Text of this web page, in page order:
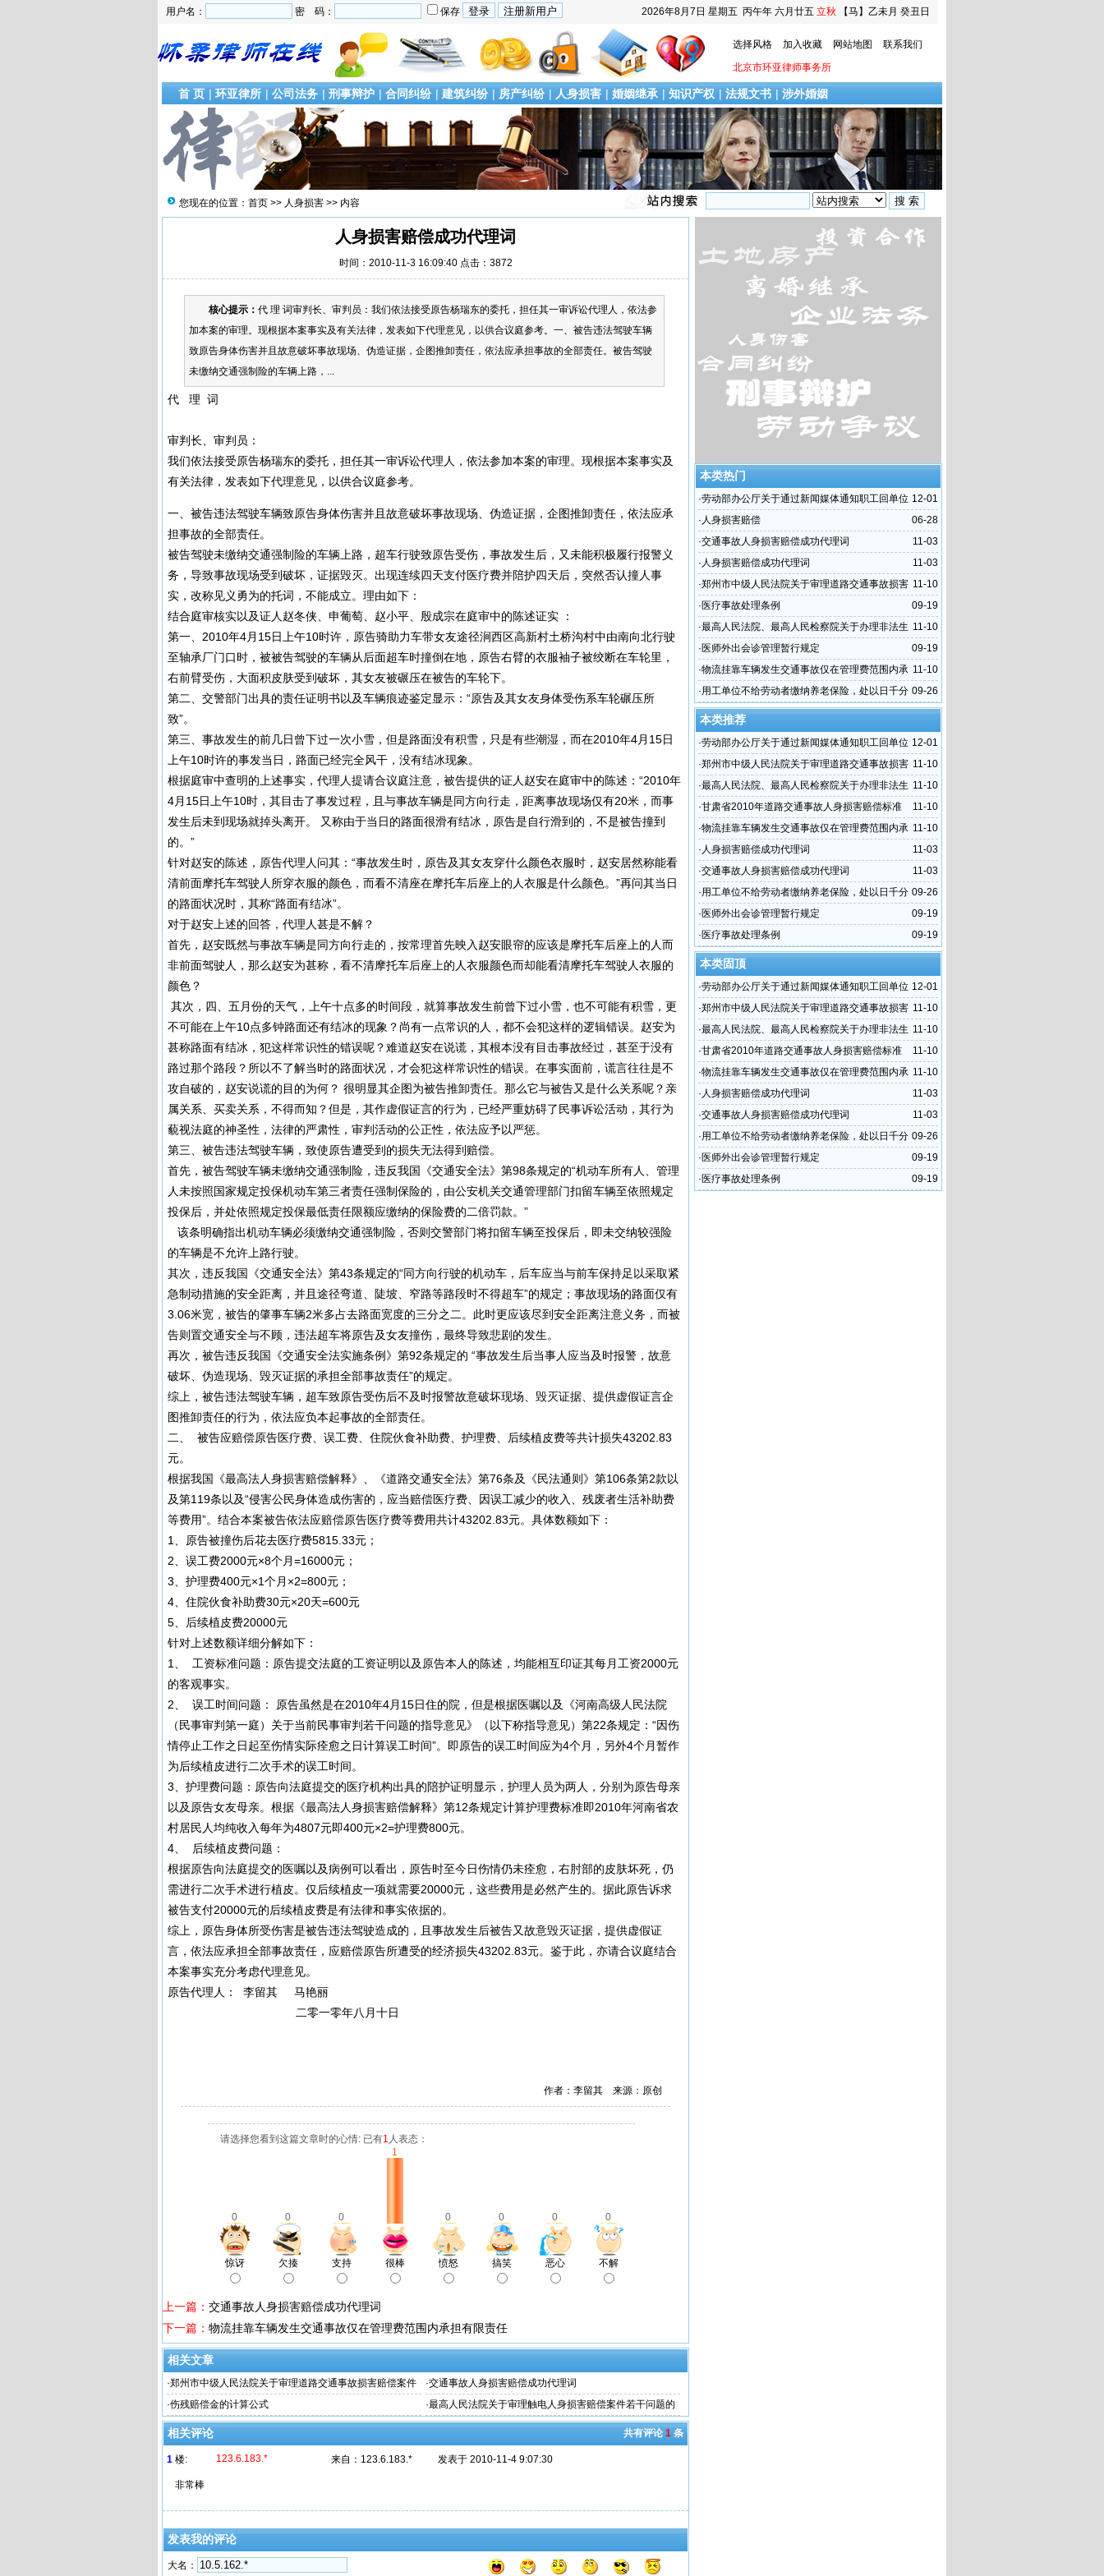
2026年8月7日 星期五 丙午年 六月廿五 立秋 【马】乙未月 癸丑日
用户名： 密 码： 保存
选择风格 加入收藏 网站地图
联系我们
北京市环亚律师事务所
首 页 | 环亚律所 | 公司法务 | 刑事辩护 | 合同纠纷 | 建筑纠纷 | 房产纠纷 | 人身损害 | 婚姻继承 | 知识产权 | 法规文书 | 涉外婚姻
您现在的位置： 首页 >> 人身损害 >> 内容
人身损害赔偿成功代理词
时间：2010-11-3 16:09:40 点击：3872
核心提示： 代 理 词审判长、审判员：我们依法接受原告杨瑞东的委托，担任其一审诉讼代理人，依法参
加本案的审理。现根据本案事实及有关法律，发表如下代理意见，以供合议庭参考。一、被告违法驾驶车辆
致原告身体伤害并且故意破坏事故现场、伪造证据，企图推卸责任，依法应承担事故的全部责任。被告驾驶
未缴纳交通强制险的车辆上路，...
代 理 词
审判长、审判员：
我们依法接受原告杨瑞东的委托，担任其一审诉讼代理人，依法参加本案的审理。现根据本案事实及
有关法律，发表如下代理意见，以供合议庭参考。
一、被告违法驾驶车辆致原告身体伤害并且故意破坏事故现场、伪造证据，企图推卸责任，依法应承
担事故的全部责任。
被告驾驶未缴纳交通强制险的车辆上路，超车行驶致原告受伤，事故发生后，又未能积极履行报警义
务，导致事故现场受到破坏，证据毁灭。出现连续四天支付医疗费并陪护四天后，突然否认撞人事
实，改称见义勇为的托词，不能成立。理由如下：
结合庭审核实以及证人赵冬侠、申葡萄、赵小平、殷成宗在庭审中的陈述证实 ：
第一、2010年4月15日上午10时许，原告骑助力车带女友途径涧西区高新村土桥沟村中由南向北行驶
至轴承厂门口时，被被告驾驶的车辆从后面超车时撞倒在地，原告右臂的衣服袖子被绞断在车轮里，
右前臂受伤，大面积皮肤受到破坏，其女友被碾压在被告的车轮下。
第二、交警部门出具的责任证明书以及车辆痕迹鉴定显示：“原告及其女友身体受伤系车轮碾压所
致”。
第三、事故发生的前几日曾下过一次小雪，但是路面没有积雪，只是有些潮湿，而在2010年4月15日
上午10时许的事发当日，路面已经完全风干，没有结冰现象。
根据庭审中查明的上述事实，代理人提请合议庭注意，被告提供的证人赵安在庭审中的陈述：“2010年
4月15日上午10时，其目击了事发过程，且与事故车辆是同方向行走，距离事故现场仅有20米，而事
发生后未到现场就掉头离开。 又称由于当日的路面很滑有结冰，原告是自行滑到的，不是被告撞到
的。”
针对赵安的陈述，原告代理人问其：“事故发生时，原告及其女友穿什么颜色衣服时，赵安居然称能看
清前面摩托车驾驶人所穿衣服的颜色，而看不清座在摩托车后座上的人衣服是什么颜色。”再问其当日
的路面状况时，其称“路面有结冰”。
对于赵安上述的回答，代理人甚是不解？
首先，赵安既然与事故车辆是同方向行走的，按常理首先映入赵安眼帘的应该是摩托车后座上的人而
非前面驾驶人，那么赵安为甚称，看不清摩托车后座上的人衣服颜色而却能看清摩托车驾驶人衣服的
颜色？
其次，四、五月份的天气，上午十点多的时间段，就算事故发生前曾下过小雪，也不可能有积雪，更
不可能在上午10点多钟路面还有结冰的现象？尚有一点常识的人，都不会犯这样的逻辑错误。赵安为
甚称路面有结冰，犯这样常识性的错误呢？难道赵安在说谎，其根本没有目击事故经过，甚至于没有
路过那个路段？所以不了解当时的路面状况，才会犯这样常识性的错误。在事实面前，谎言往往是不
攻自破的，赵安说谎的目的为何？ 很明显其企图为被告推卸责任。那么它与被告又是什么关系呢？亲
属关系、买卖关系，不得而知？但是，其作虚假证言的行为，已经严重妨碍了民事诉讼活动，其行为
藐视法庭的神圣性，法律的严肃性，审判活动的公正性，依法应予以严惩。
第三、被告违法驾驶车辆，致使原告遭受到的损失无法得到赔偿。
首先，被告驾驶车辆未缴纳交通强制险，违反我国《交通安全法》第98条规定的“机动车所有人、管理
人未按照国家规定投保机动车第三者责任强制保险的，由公安机关交通管理部门扣留车辆至依照规定
投保后，并处依照规定投保最低责任限额应缴纳的保险费的二倍罚款。”
该条明确指出机动车辆必须缴纳交通强制险，否则交警部门将扣留车辆至投保后，即未交纳较强险
的车辆是不允许上路行驶。
其次，违反我国《交通安全法》第43条规定的“同方向行驶的机动车，后车应当与前车保持足以采取紧
急制动措施的安全距离，并且途径弯道、陡坡、窄路等路段时不得超车”的规定；事故现场的路面仅有
3.06米宽，被告的肇事车辆2米多占去路面宽度的三分之二。此时更应该尽到安全距离注意义务，而被
告则置交通安全与不顾，违法超车将原告及女友撞伤，最终导致悲剧的发生。
再次，被告违反我国《交通安全法实施条例》第92条规定的 “事故发生后当事人应当及时报警，故意
破坏、伪造现场、毁灭证据的承担全部事故责任”的规定。
综上，被告违法驾驶车辆，超车致原告受伤后不及时报警故意破坏现场、毁灭证据、提供虚假证言企
图推卸责任的行为，依法应负本起事故的全部责任。
二、 被告应赔偿原告医疗费、误工费、住院伙食补助费、护理费、后续植皮费等共计损失43202.83
元。
根据我国《最高法人身损害赔偿解释》、《道路交通安全法》第76条及《民法通则》第106条第2款以
及第119条以及“侵害公民身体造成伤害的，应当赔偿医疗费、因误工减少的收入、残废者生活补助费
等费用”。结合本案被告依法应赔偿原告医疗费等费用共计43202.83元。具体数额如下：
1、原告被撞伤后花去医疗费5815.33元；
2、误工费2000元×8个月=16000元；
3、护理费400元×1个月×2=800元；
4、住院伙食补助费30元×20天=600元
5、后续植皮费20000元
针对上述数额详细分解如下：
1、 工资标准问题：原告提交法庭的工资证明以及原告本人的陈述，均能相互印证其每月工资2000元
的客观事实。
2、 误工时间问题： 原告虽然是在2010年4月15日住的院，但是根据医嘱以及《河南高级人民法院
（民事审判第一庭）关于当前民事审判若干问题的指导意见》（以下称指导意见）第22条规定：“因伤
情停止工作之日起至伤情实际痊愈之日计算误工时间”。即原告的误工时间应为4个月，另外4个月暂作
为后续植皮进行二次手术的误工时间。
3、护理费问题：原告向法庭提交的医疗机构出具的陪护证明显示，护理人员为两人，分别为原告母亲
以及原告女友母亲。根据《最高法人身损害赔偿解释》第12条规定计算护理费标准即2010年河南省农
村居民人均纯收入每年为4807元即400元×2=护理费800元。
4、 后续植皮费问题：
根据原告向法庭提交的医嘱以及病例可以看出，原告时至今日伤情仍未痊愈，右肘部的皮肤坏死，仍
需进行二次手术进行植皮。仅后续植皮一项就需要20000元，这些费用是必然产生的。据此原告诉求
被告支付20000元的后续植皮费是有法律和事实依据的。
综上，原告身体所受伤害是被告违法驾驶造成的，且事故发生后被告又故意毁灭证据，提供虚假证
言，依法应承担全部事故责任，应赔偿原告所遭受的经济损失43202.83元。鉴于此，亦请合议庭结合
本案事实充分考虑代理意见。
原告代理人： 李留其 马艳丽
二零一零年八月十日
作者：李留其 来源：原创
请选择您看到这篇文章时的心情: 已有1 人表态：
0 0 0
1
0 0 0 0
惊讶 欠揍 支持 很棒 愤怒 搞笑 恶心 不解
上一篇： 交通事故人身损害赔偿成功代理词
下一篇： 物流挂靠车辆发生交通事故仅在管理费范围内承担有限责任
相关文章
·郑州市中级人民法院关于审理道路交通事故损害赔偿案件
的指导意见
·交通事故人身损害赔偿成功代理词
·伤残赔偿金的计算公式 ·最高人民法院关于审理触电人身损害赔偿案件若干问题的
解释
共有评论 1 条
相关评论
1 楼: 123.6.183.* 来自： 123.6.183.* 发表于 2010-11-4 9:07:30
非常棒
发表我的评论
大名：
本类热门
12-01
·劳动部办公厅关于通过新闻媒体通知职工回单位
并对逾期不归者按自动离职或旷工处理问题的复
06-28
· 人身损害赔偿
11-03
·交通事故人身损害赔偿成功代理词
11-03
· 人身损害赔偿成功代理词
11-10
·郑州市中级人民法院关于审理道路交通事故损害
赔偿案件的指导意见
09-19
· 医疗事故处理条例
11-10
·最高人民法院、最高人民检察院关于办理非法生
产、销售烟草专卖品等刑事案件具体应用法律若干问题
的解释
09-19
· 医师外出会诊管理暂行规定
11-10
·物流挂靠车辆发生交通事故仅在管理费范围内承
担有限责任
09-26
·用工单位不给劳动者缴纳养老保险，处以日千分
之二的滞纳金
本类推荐
12-01
·劳动部办公厅关于通过新闻媒体通知职工回单位
并对逾期不归者按自动离职或旷工处理问题的复
11-10
·郑州市中级人民法院关于审理道路交通事故损害
赔偿案件的指导意见
11-10
·最高人民法院、最高人民检察院关于办理非法生
产、销售烟草专卖品等刑事案件具体应用法律若干问题
的解释
11-10
·甘肃省2010年道路交通事故人身损害赔偿标准
11-10
·物流挂靠车辆发生交通事故仅在管理费范围内承
担有限责任
11-03
· 人身损害赔偿成功代理词
11-03
·交通事故人身损害赔偿成功代理词
09-26
·用工单位不给劳动者缴纳养老保险，处以日千分
之二的滞纳金
09-19
· 医师外出会诊管理暂行规定
09-19
· 医疗事故处理条例
本类固顶
12-01
·劳动部办公厅关于通过新闻媒体通知职工回单位
并对逾期不归者按自动离职或旷工处理问题的复
11-10
·郑州市中级人民法院关于审理道路交通事故损害
赔偿案件的指导意见
11-10
·最高人民法院、最高人民检察院关于办理非法生
产、销售烟草专卖品等刑事案件具体应用法律若干问题
的解释
11-10
·甘肃省2010年道路交通事故人身损害赔偿标准
11-10
·物流挂靠车辆发生交通事故仅在管理费范围内承
担有限责任
11-03
· 人身损害赔偿成功代理词
11-03
·交通事故人身损害赔偿成功代理词
09-26
·用工单位不给劳动者缴纳养老保险，处以日千分
之二的滞纳金
09-19
· 医师外出会诊管理暂行规定
09-19
· 医疗事故处理条例